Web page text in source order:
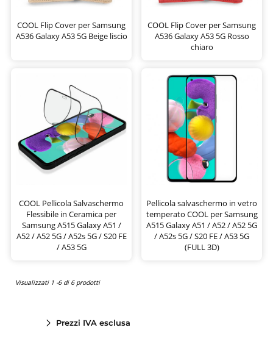
COOL Flip Cover per Samsung
A536 Galaxy A53 5G Beige liscio
COOL Flip Cover per Samsung
A536 Galaxy A53 5G Rosso
chiaro
COOL Pellicola Salvaschermo
Flessibile in Ceramica per
Samsung A515 Galaxy A51 /
A52 / A52 5G / A52s 5G / S20 FE
/ A53 5G
Pellicola salvaschermo in vetro
temperato COOL per Samsung
A515 Galaxy A51 / A52 / A52 5G
/ A52s 5G / S20 FE / A53 5G
(FULL 3D)
Visualizzati 1 -6 di 6 prodotti
Prezzi IVA esclusa